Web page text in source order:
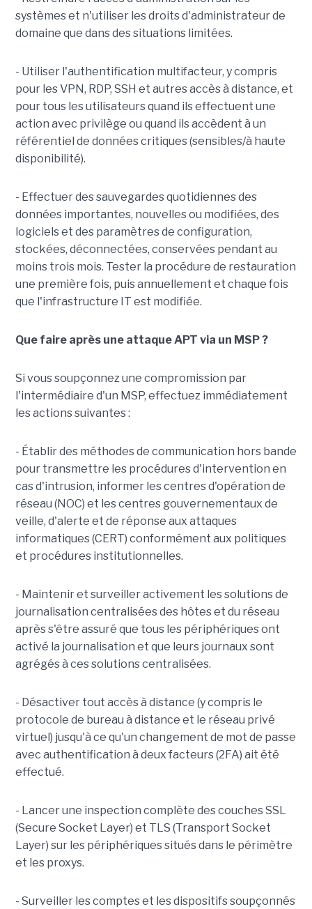
systèmes et n'utiliser les droits d'administrateur de
domaine que dans des situations limitées.
- Utiliser l'authentification multifacteur, y compris
pour les VPN, RDP, SSH et autres accès à distance, et
pour tous les utilisateurs quand ils effectuent une
action avec privilège ou quand ils accèdent à un
référentiel de données critiques (sensibles/à haute
disponibilité).
- Effectuer des sauvegardes quotidiennes des
données importantes, nouvelles ou modifiées, des
logiciels et des paramètres de configuration,
stockées, déconnectées, conservées pendant au
moins trois mois. Tester la procédure de restauration
une première fois, puis annuellement et chaque fois
que l'infrastructure IT est modifiée.
Que faire après une attaque APT via un MSP ?
Si vous soupçonnez une compromission par
l'intermédiaire d'un MSP, effectuez immédiatement
les actions suivantes :
- Établir des méthodes de communication hors bande
pour transmettre les procédures d'intervention en
cas d'intrusion, informer les centres d'opération de
réseau (NOC) et les centres gouvernementaux de
veille, d'alerte et de réponse aux attaques
informatiques (CERT) conformément aux politiques
et procédures institutionnelles.
- Maintenir et surveiller activement les solutions de
journalisation centralisées des hôtes et du réseau
après s'être assuré que tous les périphériques ont
activé la journalisation et que leurs journaux sont
agrégés à ces solutions centralisées.
- Désactiver tout accès à distance (y compris le
protocole de bureau à distance et le réseau privé
virtuel) jusqu'à ce qu'un changement de mot de passe
avec authentification à deux facteurs (2FA) ait été
effectué.
- Lancer une inspection complète des couches SSL
(Secure Socket Layer) et TLS (Transport Socket
Layer) sur les périphériques situés dans le périmètre
et les proxys.
- Surveiller les comptes et les dispositifs soupçonnés